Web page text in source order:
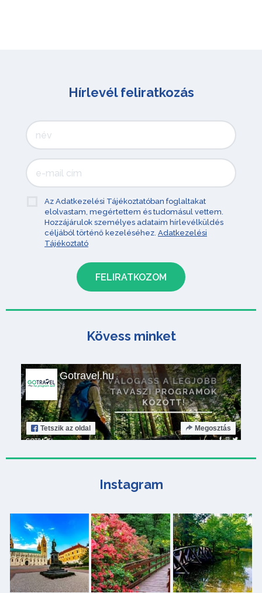
Hírlevél feliratkozás
Az Adatkezelési Tájékoztatóban foglaltakat
elolvastam, megértettem és tudomásul vettem.
Hozzájárulok személyes adataim hírlevélküldés
céljából történő kezeléséhez. Adatkezelési
Tájékoztató
Kövess minket
Gotravel.hu
Tetszik az oldal Megosztás
Instagram